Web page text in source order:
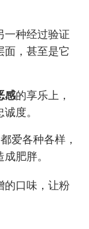
一种经过验证
面，甚至是它
感的享乐上，
度。
爱各种各样，
肥胖。
的口味，让粉